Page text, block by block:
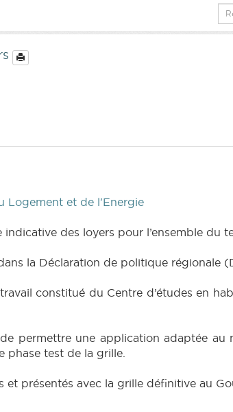
Logement et de l'Energie
des loyers pour l’ensemble du
la Déclaration de politique régionale
constitué du Centre d’études en
permettre une application adaptée
phase test de la grille.
présentés avec la grille définitive au